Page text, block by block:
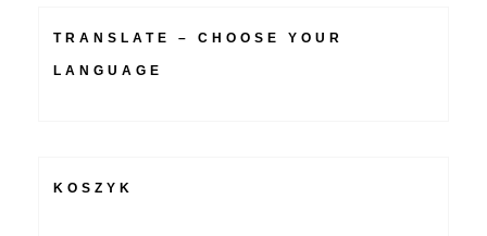
TRANSLATE – CHOOSE YOUR
LANGUAGE
KOSZYK